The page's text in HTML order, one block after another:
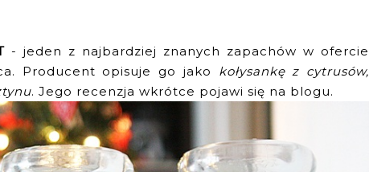
- jeden z najbardziej znanych zapachów w ofercie
Producent opisuje go jako kołysankę z cytrusów,
. Jego recenzja wkrótce pojawi się na blogu.